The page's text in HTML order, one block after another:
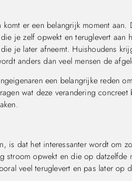
komt er een belangrijk moment
je zelf opwekt en teruglevert aan
je later afneemt. Huishoudens
anders dan veel mensen de
een belangrijke reden
wat deze verandering concreet
is dat het interessanter wordt om
opwekt en die op datzelfde
veel teruglevert en pas later op